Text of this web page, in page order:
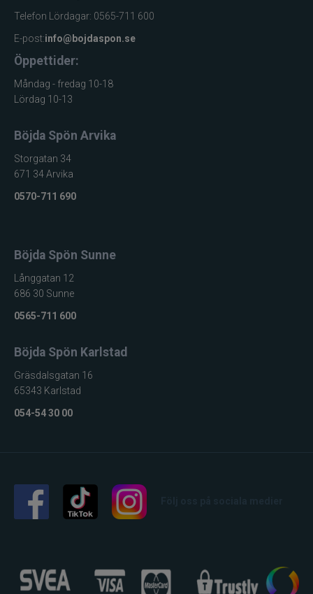
Telefon Lördagar: 0565-711 600
E-post:info@bojdaspon.se
Öppettider:
Måndag - fredag 10-18
Lördag 10-13
Böjda Spön Arvika
Storgatan 34
671 34 Arvika
0570-711 690
Böjda Spön Sunne
Långgatan 12
686 30 Sunne
0565-711 600
Böjda Spön Karlstad
Gräsdalsgatan 16
65343 Karlstad
054-54 30 00